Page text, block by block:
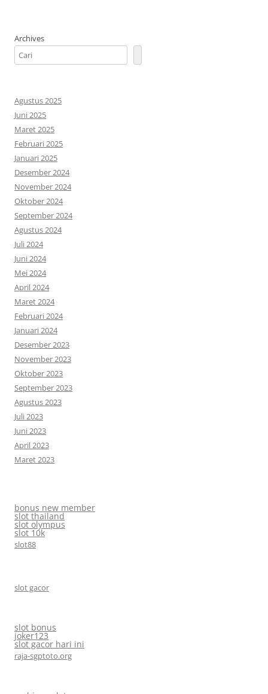
Archives
Agustus 2025
Juni 2025
Maret 2025
Februari 2025
Januari 2025
Desember 2024
November 2024
Oktober 2024
September 2024
Agustus 2024
Juli 2024
Juni 2024
Mei 2024
April 2024
Maret 2024
Februari 2024
Januari 2024
Desember 2023
November 2023
Oktober 2023
September 2023
Agustus 2023
Juli 2023
Juni 2023
April 2023
Maret 2023
bonus new member
slot thailand
slot olympus
slot 10k
slot88
slot gacor
slot bonus
joker123
slot gacor hari ini
raja-sgptoto.org